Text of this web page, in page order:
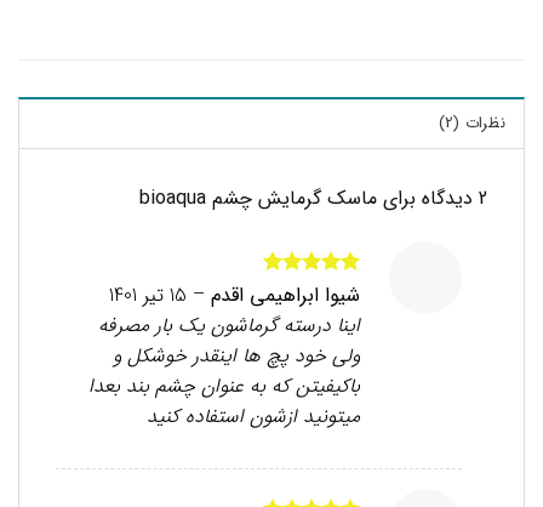
نظرات (2)
2 دیدگاه برای ماسک گرمایش چشم bioaqua
امتیاز 5از
شیوا ابراهیمی اقدم – 15 تیر 1401
اینا درسته گرماشون یک بار مصرفه
ولی خود پچ ها اینقدر خوشکل و
باکیفیتن که به عنوان چشم بند بعدا
میتونید ازشون استفاده کنید